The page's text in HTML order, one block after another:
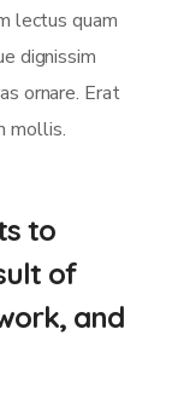
lectus quam
dignissim
ornare. Erat
mollis.
to
of
and